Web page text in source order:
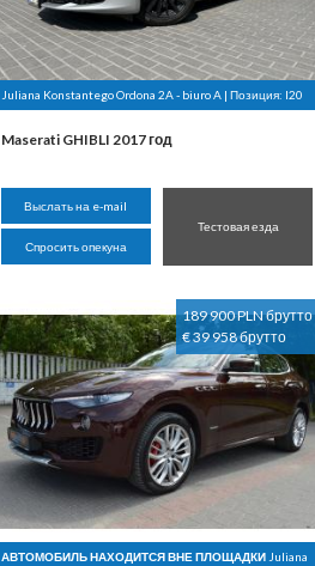
Juliana Konstantego Ordona 2A - biuro A | Позиция: I20
Maserati GHIBLI 2017 год
Выслать на e-mail
Спросить опекуна
Тестовая езда
189 900 PLN брутто
€ 39 958 брутто
АВТОМОБИЛЬ НАХОДИТСЯ ВНЕ ПЛОЩАДКИJuliana